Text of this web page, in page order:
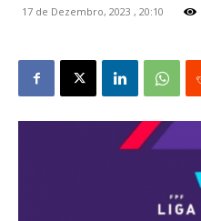
17 de Dezembro, 2023 , 20:10